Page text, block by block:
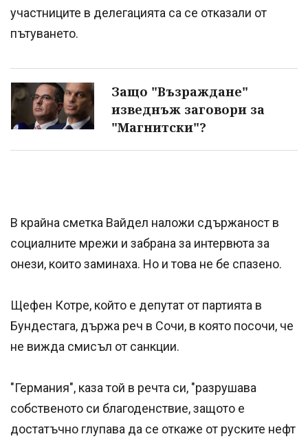
участниците в делегацията са се отказали от
пътуването.
Защо "Възраждане"
изведнъж заговори за
"Магнитски"?
В крайна сметка Вайдел наложи сдържаност в
социалните мрежи и забрана за интервюта за
онези, които заминаха. Но и това не бе спазено.
Щефен Котре, който е депутат от партията в
Бундестага, държа реч в Сочи, в която посочи, че
не вижда смисъл от санкции.
"Германия", каза той в речта си, "разрушава
собственото си благоденствие, защото е
достатъчно глупава да се откаже от руските нефт